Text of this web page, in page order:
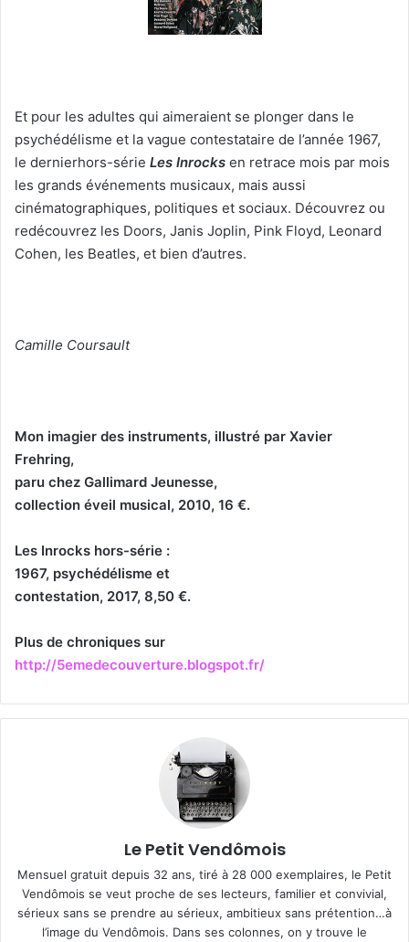
Et pour les adultes qui aimeraient se plonger dans le
psychédélisme et la vague contestataire de l’année 1967,
le dernierhors-série Les Inrocks en retrace mois par mois
les grands événements musicaux, mais aussi
cinématographiques, politiques et sociaux. Découvrez ou
redécouvrez les Doors, Janis Joplin, Pink Floyd, Leonard
Cohen, les Beatles, et bien d’autres.
Camille Coursault
Mon imagier des instruments, illustré par Xavier
Frehring,
paru chez Gallimard Jeunesse,
collection éveil musical, 2010, 16 €.
Les Inrocks hors-série :
1967, psychédélisme et
contestation, 2017, 8,50 €.
Plus de chroniques sur
http://5emedecouverture.blogspot.fr/
Le Petit Vendômois
Mensuel gratuit depuis 32 ans, tiré à 28 000 exemplaires, le Petit
Vendômois se veut proche de ses lecteurs, familier et convivial,
sérieux sans se prendre au sérieux, ambitieux sans prétention…à
l’image du Vendômois. Dans ses colonnes, on y trouve le